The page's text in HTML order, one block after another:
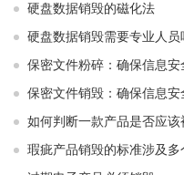
硬盘数据销毁的磁化法
硬盘数据销毁需要专业人员
保密文件粉碎：确保信息
保密文件销毁：确保信息
如何判断一款产品是否应该
瑕疵产品销毁的标准涉及多